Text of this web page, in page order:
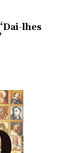
lhes